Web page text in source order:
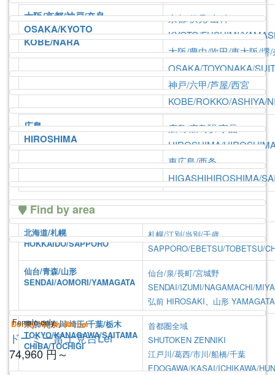
大阪/京都/神戸/奈良
OSAKA/KYOTO
KOBE/NARA
京都/伏見/山科
KYOTO/FUSHIMI/
大阪/豊中/吹田/東大阪/堺
OSAKA/TOYONAKA/
神戸/六甲/芦屋/西宮
KOBE/ROKKO/ASHIYA/
広島
HIROSHIMA
広島/広島駅/宇品
HIROSHIMA/
東広島/西条
HIGASHIHIROSHIMA/
Find by area
北海道/札幌
HOKKAIDO/SAPPORO
札幌/江別/当別/千歳
SAPPORO/EBETSU/TOBETSU/
仙台/青森/山形
SENDAI/AOMORI/YAMAGATA
仙台/泉/長町/宮城野
SENDAI/IZUMI/NAGAMACHI/
弘前 HIROSAKI、 山形 YAMAGATA
東京/神奈川/埼玉/千葉/栃木
TOKYO/KANAGAWA/SAITAMA
CHIBA/TOCHIGI
首都圏全域
SHUTOKEN ZENNIKI
江戸川/葛西/市川/船橋/千葉
EDOGAWA/KASAI/ICHIKAWA/
Return to property list Application
首都圏-Related Properties
Female-only
Dormy Hujimidai Lei
ドーミー富士見台Lei
74,960円～